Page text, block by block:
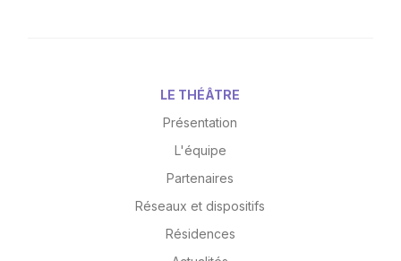
LE THÉÂTRE
Présentation
L'équipe
Partenaires
Réseaux et dispositifs
Résidences